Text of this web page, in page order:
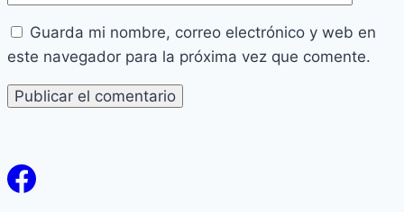
Guarda mi nombre, correo electrónico y web en
este navegador para la próxima vez que comente.